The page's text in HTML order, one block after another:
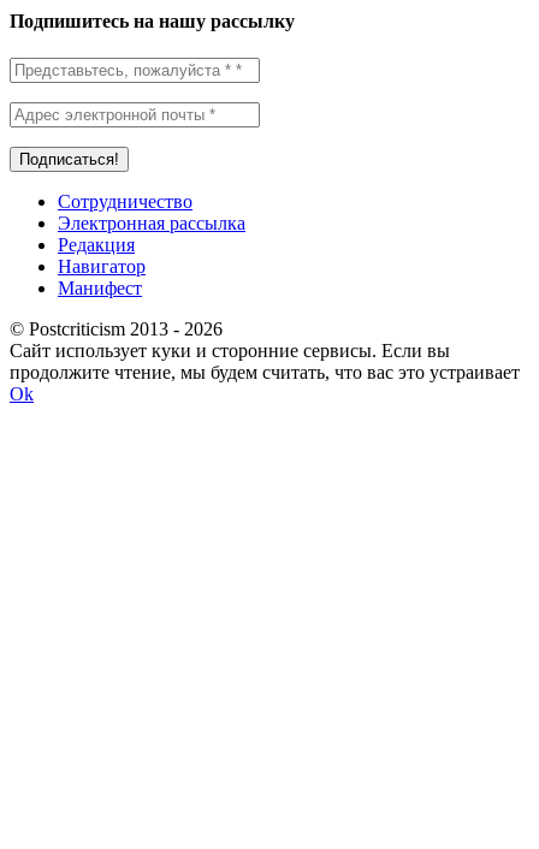
Подпишитесь на нашу рассылку
Сотрудничество
Электронная рассылка
Редакция
Навигатор
Манифест
© Postcriticism 2013 - 2026
Сайт использует куки и сторонние сервисы. Если вы
продолжите чтение, мы будем считать, что вас это устраивает
Ok